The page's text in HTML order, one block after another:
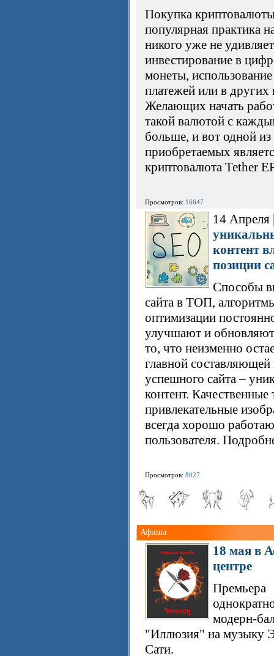
Покупка
популярная практика
никого уже не удивляет
инвестирование в
монеты,
платежей или в других
Желающих начать
такой валютой с
больше, и вот одной из
приобретаемых
криптовалюта Tether
Просмотров: 16647
14
контент
позиции
Способы
сайта в ТОП,
оптимизации
улучшают и
то, что неизменно
главной
успешного сайта –
контент. Качественные
привлекательные
всегда хорошо
пользователя.
Просмотров: 8027
Афиша
18 мая в
центре
Премьера
модерн-
"Иллюзия" на музыку
Сати.